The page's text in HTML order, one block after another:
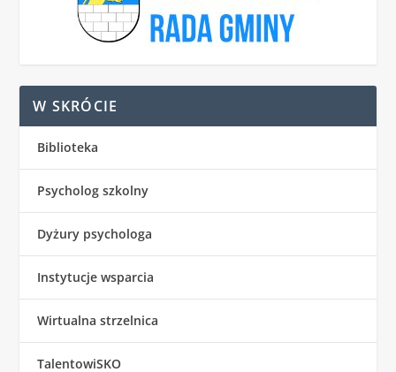
W SKRÓCIE
Biblioteka
Psycholog szkolny
Dyżury psychologa
Instytucje wsparcia
Wirtualna strzelnica
TalentowiSKO